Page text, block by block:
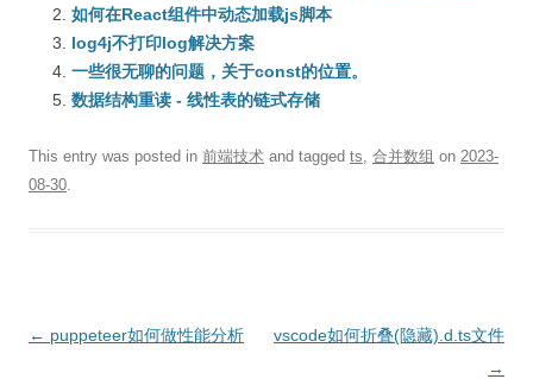
如何在React组件中动态加载js脚本
log4j不打印log解决方案
一些很无聊的问题，关于const的位置。
数据结构重读 - 线性表的链式存储
This entry was posted in 前端技术 and tagged ts, 合并数组 on 2023-
08-30.
Post
← puppeteer如何做性能分析
vscode如何折叠(隐藏).d.ts文件
→